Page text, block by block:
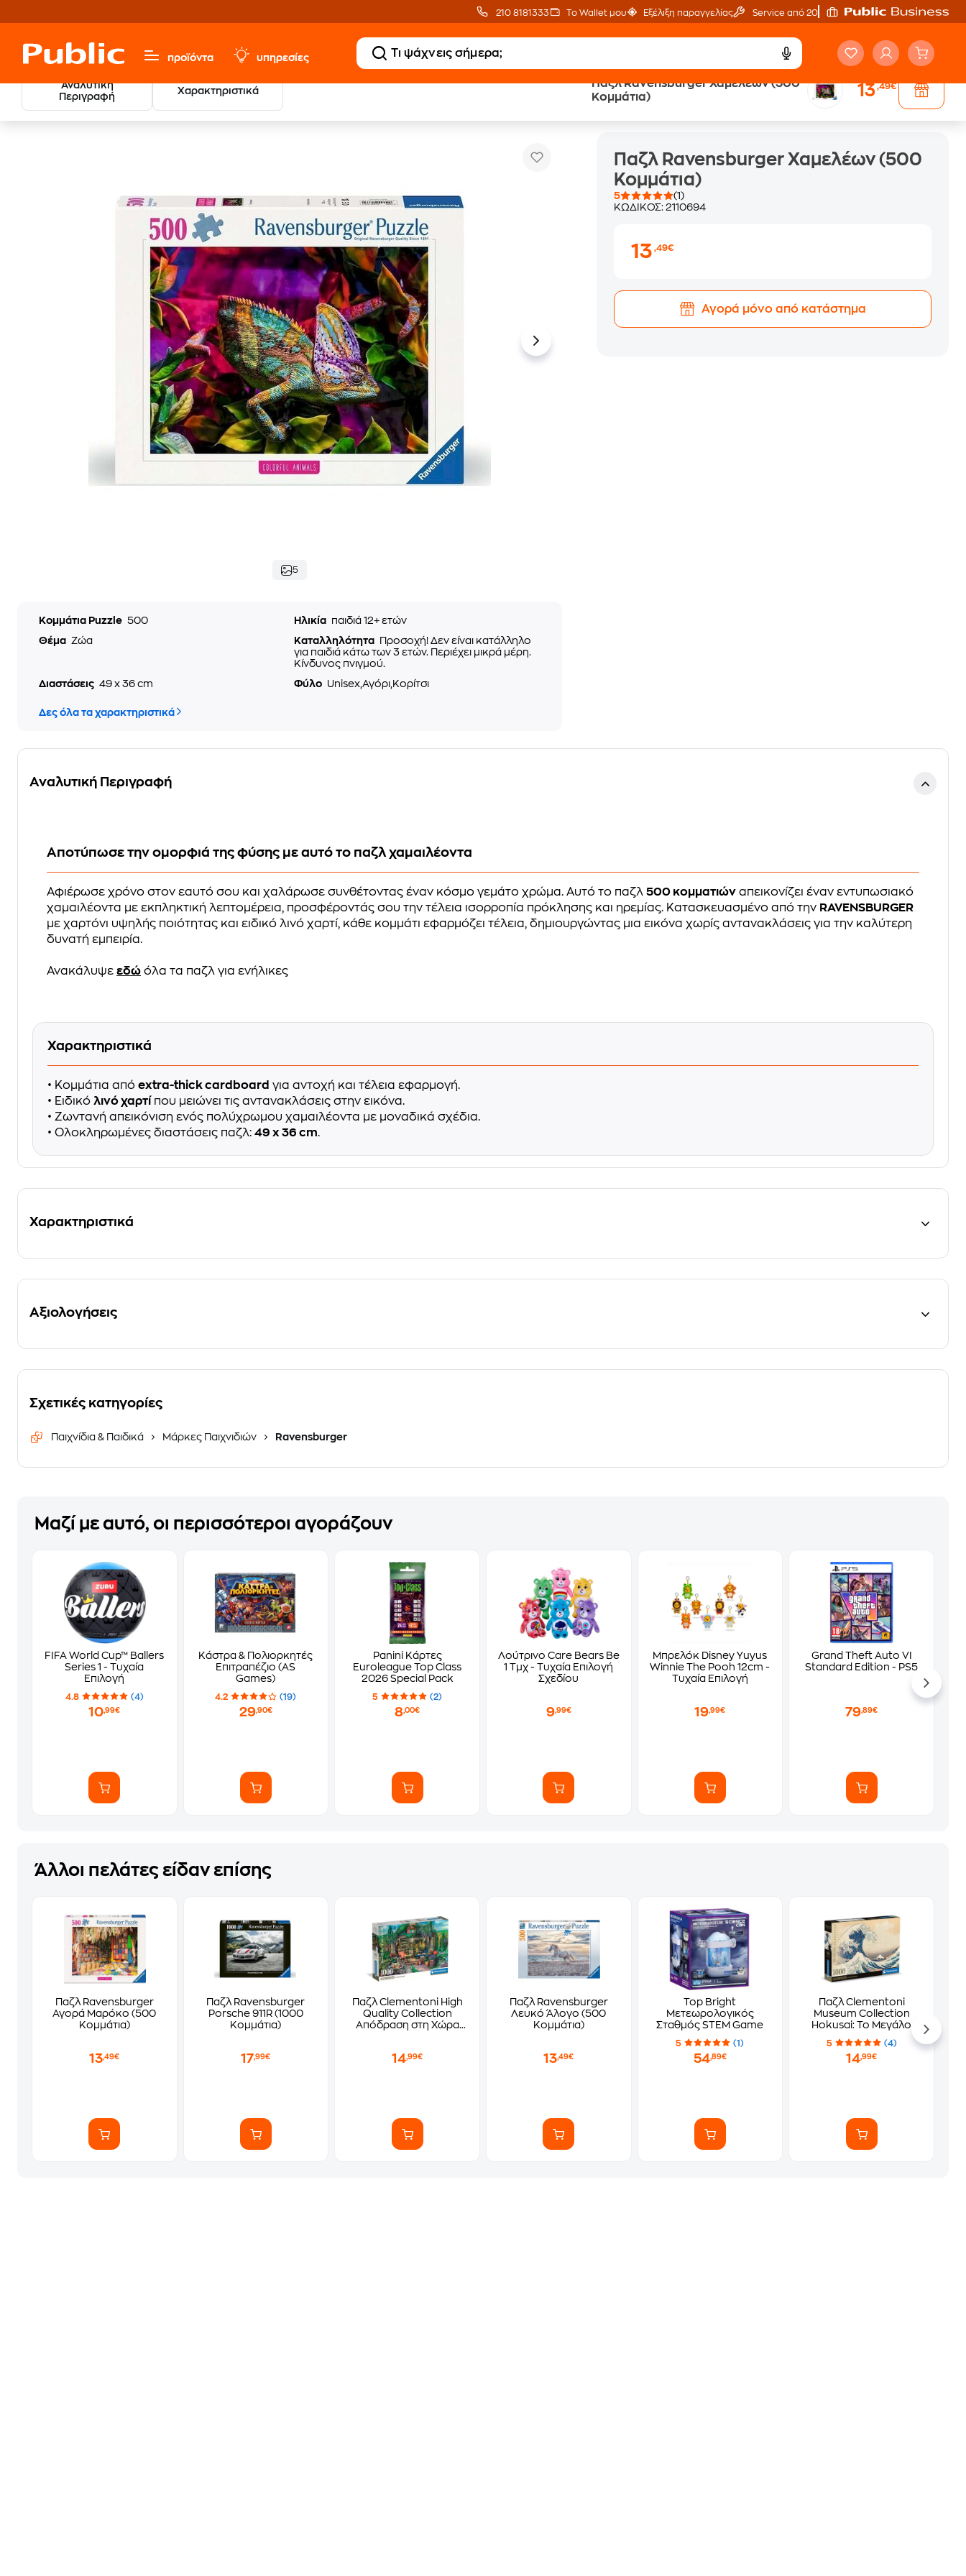
210 8181333 Το Wallet μου Εξέλιξη παραγγελίας Service από 20'
προϊόντα υπηρεσίες
Αναλυτική
Περιγραφή
Χαρακτηριστικά
Παζλ Ravensburger Χαμελέων (500
Κομμάτια)
13,49€
Παιχνίδια & Παιδικά
5
Κομμάτια Puzzle 500 Ηλικία παιδιά 12+ ετών
Θέμα Ζώα Καταλληλότητα
Προσοχή! Δεν είναι κατάλληλο
για παιδιά κάτω των 3 ετών. Περιέχει μικρά μέρη.
Κίνδυνος πνιγμού.
Διαστάσεις 49 x 36 cm Φύλο Unisex,Αγόρι,Κορίτσι
Δες όλα τα χαρακτηριστικά
Παζλ Ravensburger Χαμελέων (500
Κομμάτια)
5
(1)
ΚΩΔΙΚΟΣ:2110694
13,49€
Αγορά μόνο από κατάστημα
Αναλυτική Περιγραφή
Αποτύπωσε την ομορφιά της φύσης με αυτό το παζλ χαμαιλέοντα
Αφιέρωσε χρόνο στον εαυτό σου και χαλάρωσε συνθέτοντας έναν κόσμο γεμάτο χρώμα. Αυτό το παζλ 500 κομματιών απεικονίζει έναν εντυπωσιακό
χαμαιλέοντα με εκπληκτική λεπτομέρεια, προσφέροντάς σου την τέλεια ισορροπία πρόκλησης και ηρεμίας. Κατασκευασμένο από την RAVENSBURGER
με χαρτόνι υψηλής ποιότητας και ειδικό λινό χαρτί, κάθε κομμάτι εφαρμόζει τέλεια, δημιουργώντας μια εικόνα χωρίς αντανακλάσεις για την καλύτερη
δυνατή εμπειρία.
Ανακάλυψε εδώ όλα τα παζλ για ενήλικες
Χαρακτηριστικά
• Κομμάτια από extra-thick cardboard για αντοχή και τέλεια εφαρμογή.
• Ειδικό λινό χαρτί που μειώνει τις αντανακλάσεις στην εικόνα.
• Ζωντανή απεικόνιση ενός πολύχρωμου χαμαιλέοντα με μοναδικά σχέδια.
• Ολοκληρωμένες διαστάσεις παζλ: 49 x 36 cm.
Χαρακτηριστικά
Αξιολογήσεις
Σχετικές κατηγορίες
Παιχνίδια & Παιδικά Μάρκες Παιχνιδιών Ravensburger
Μαζί με αυτό, οι περισσότεροι αγοράζουν
FIFA World Cup™ Ballers
Series 1 - Τυχαία
Επιλογή
4.8 (4)
10,99€
Κάστρα & Πολιορκητές
Επιτραπέζιο (AS
Games)
4.2 (19)
29,90€
Panini Κάρτες
Euroleague Top Class
2026 Special Pack
5 (2)
8,00€
Λούτρινο Care Bears Bear 23cm
1 Τμχ - Τυχαία Επιλογή
Σχεδίου
9,99€
Μπρελόκ Disney Yuyus
Winnie The Pooh 12cm -
Τυχαία Επιλογή
19,99€
Grand Theft Auto VI
Standard Edition - PS5
79,89€
Άλλοι πελάτες είδαν επίσης
Παζλ Ravensburger
Αγορά Μαρόκο (500
Κομμάτια)
13,49€
Παζλ Ravensburger
Porsche 911R (1000
Κομμάτια)
17,99€
Παζλ Clementoni High
Quality Collection
Απόδραση στη Χώρα
14,99€
Παζλ Ravensburger
Λευκό Άλογο (500
Κομμάτια)
13,49€
Top Bright
Μετεωρολογικός
Σταθμός STEM Game
5 (1)
54,89€
Παζλ Clementoni
Museum Collection
Hokusai: Το Μεγάλο
Κύμα - Compact Box
(1000 Κομμάτια)
5 (4)
14,99€